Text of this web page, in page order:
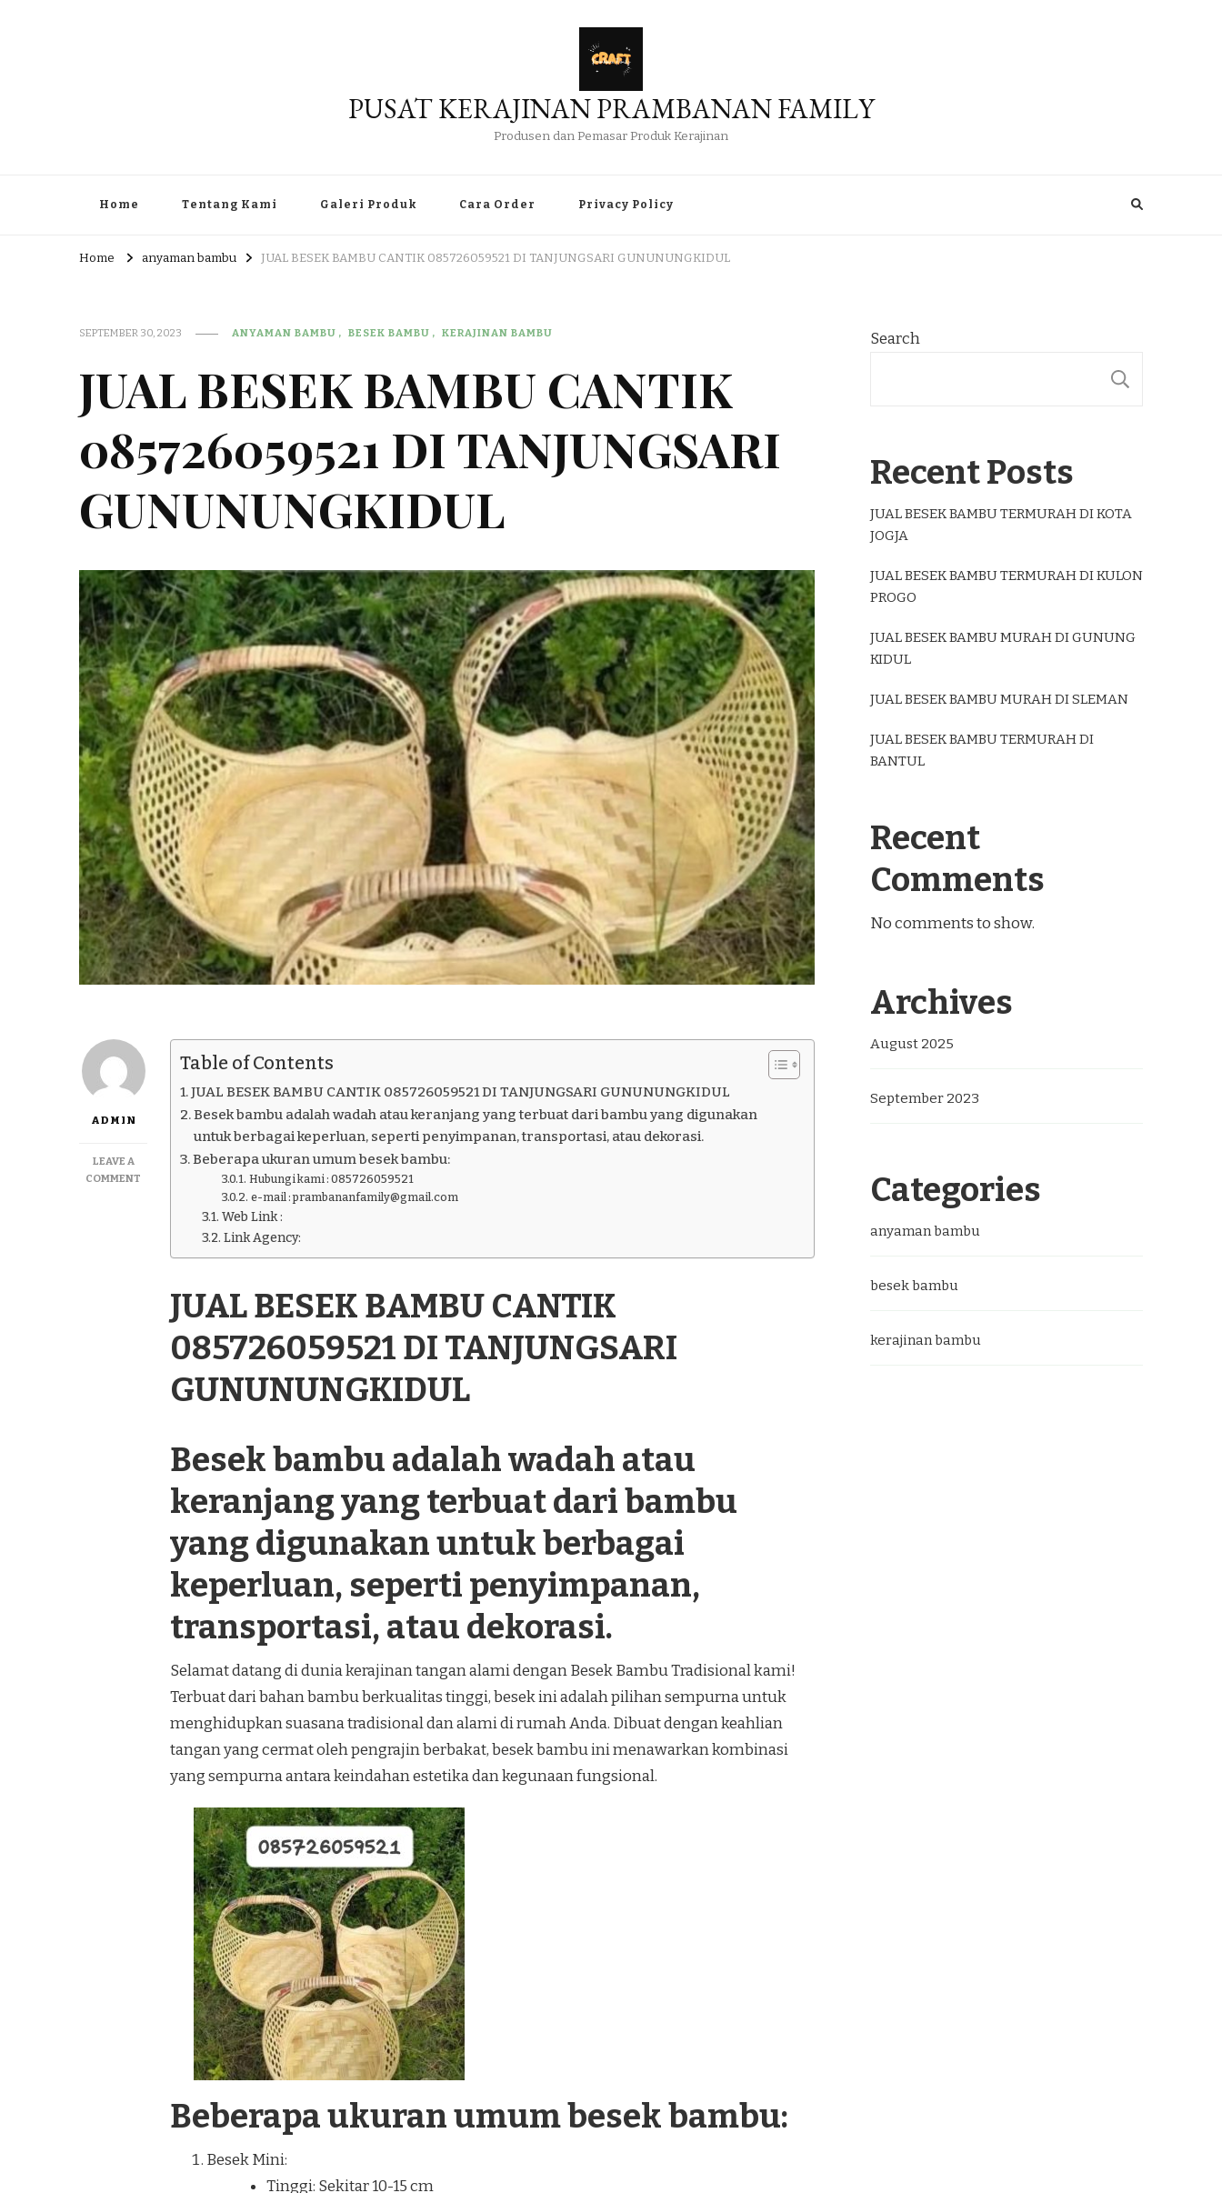
PUSAT KERAJINAN PRAMBANAN FAMILY
Produsen dan Pemasar Produk Kerajinan
Home Tentang Kami Galeri Produk Cara Order Privacy Policy
Home anyaman bambu JUAL BESEK BAMBU CANTIK 085726059521 DI TANJUNGSARI GUNUNUNGKIDUL
SEPTEMBER 30, 2023 ANYAMAN BAMBU BESEK BAMBU KERAJINAN BAMBU
JUAL BESEK BAMBU CANTIK
085726059521 DI TANJUNGSARI
GUNUNUNGKIDUL
ADMIN
LEAVE A
COMMENT
TANJUNGSARI
GUNUNUNGKIDUL
Table of Contents
JUAL BESEK BAMBU CANTIK 085726059521 DI TANJUNGSARI GUNUNUNGKIDUL
Besek bambu adalah wadah atau keranjang yang terbuat dari bambu yang digunakan
untuk berbagai keperluan, seperti penyimpanan, transportasi, atau dekorasi.
Beberapa ukuran umum besek bambu:
Hubungi kami : 085726059521
e-mail : prambananfamily@gmail.com
Web Link :
Link Agency:
JUAL BESEK BAMBU CANTIK
085726059521 DI TANJUNGSARI
GUNUNUNGKIDUL
Besek bambu adalah wadah atau
keranjang yang terbuat dari bambu
yang digunakan untuk berbagai
keperluan, seperti penyimpanan,
transportasi, atau dekorasi.
Selamat datang di dunia kerajinan tangan alami dengan Besek Bambu Tradisional kami!
Terbuat dari bahan bambu berkualitas tinggi, besek ini adalah pilihan sempurna untuk
menghidupkan suasana tradisional dan alami di rumah Anda. Dibuat dengan keahlian
tangan yang cermat oleh pengrajin berbakat, besek bambu ini menawarkan kombinasi
yang sempurna antara keindahan estetika dan kegunaan fungsional.
Beberapa ukuran umum besek bambu:
Besek Mini:
Tinggi: Sekitar 10-15 cm
Search
Recent Posts
JUAL BESEK BAMBU TERMURAH DI KOTA
JOGJA
JUAL BESEK BAMBU TERMURAH DI KULON
PROGO
JUAL BESEK BAMBU MURAH DI GUNUNG
KIDUL
JUAL BESEK BAMBU MURAH DI SLEMAN
JUAL BESEK BAMBU TERMURAH DI
BANTUL
Recent
Comments
No comments to show.
Archives
August 2025
September 2023
Categories
anyaman bambu
besek bambu
kerajinan bambu